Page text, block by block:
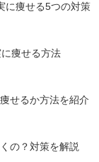
に痩せる5つの対策
痩せる方法
せるか方法を紹介
の？対策を解説